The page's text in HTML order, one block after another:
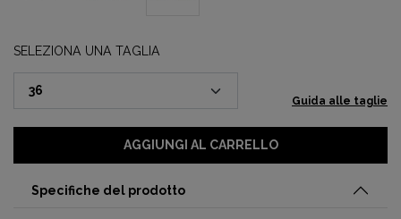
SELEZIONA UNA TAGLIA
Guida alle taglie
AGGIUNGI AL CARRELLO
Specifiche del prodotto